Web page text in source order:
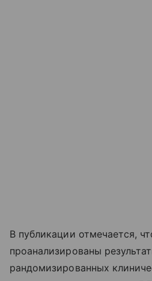
В публикации отмечается,
проанализированы
рандомизированных